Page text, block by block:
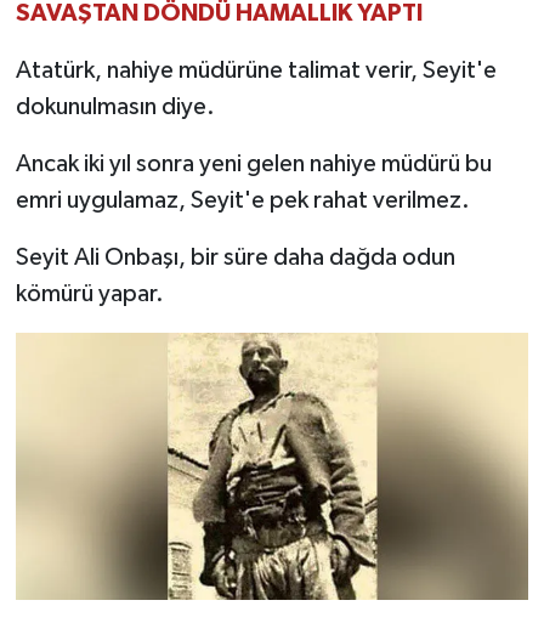
SAVAŞTAN DÖNDÜ HAMALLIK YAPTI
Atatürk, nahiye müdürüne talimat verir, Seyit'e
dokunulmasın diye.
Ancak iki yıl sonra yeni gelen nahiye müdürü bu
emri uygulamaz, Seyit'e pek rahat verilmez.
Seyit Ali Onbaşı, bir süre daha dağda odun
kömürü yapar.